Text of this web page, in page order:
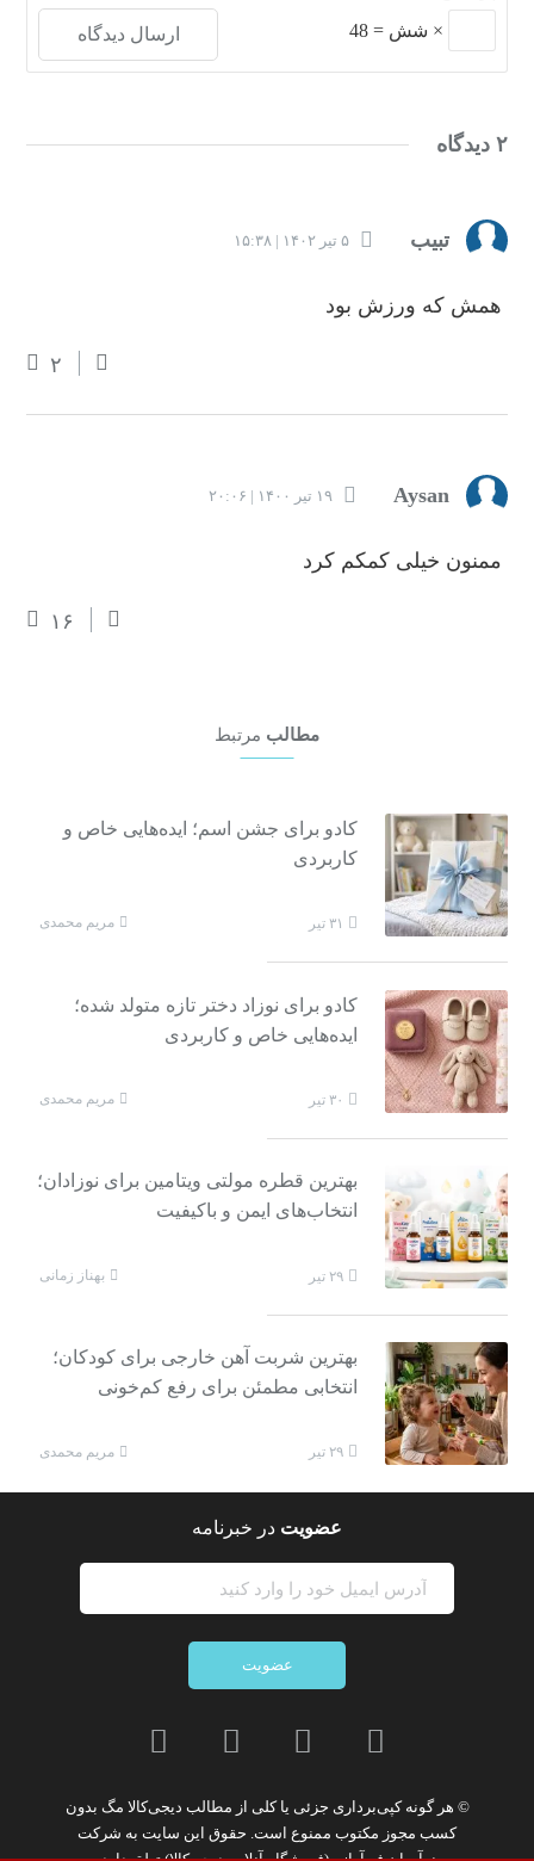
× شش =
48
۲ دیدگاه
تبیب ۵ تیر ۱۴۰۲ | ۱۵:۳۸
همش که ورزش بود
۲
Aysan ۱۹ تیر ۱۴۰۰ | ۲۰:۰۶
ممنون خیلی کمکم کرد
۱۶
مطالب مرتبط
کادو برای جشن اسم؛ ایده‌هایی خاص و
کاربردی
۳۱ تیر مریم محمدی
کادو برای نوزاد دختر تازه متولد شده؛
ایده‌هایی خاص و کاربردی
۳۰ تیر مریم محمدی
بهترین قطره مولتی ویتامین برای نوزادان؛
انتخاب‌های ایمن و باکیفیت
۲۹ تیر بهناز زمانی
بهترین شربت آهن خارجی برای کودکان؛
انتخابی مطمئن برای رفع کم‌خونی
۲۹ تیر مریم محمدی
عضویت در خبرنامه
عضویت
© هر گونهکپی‌برداری جزئی یا کلی از مطالب دیجی‌کالا مگ بدون
کسب مجوز مکتوب ممنوع است. حقوق این سایت به شرکت